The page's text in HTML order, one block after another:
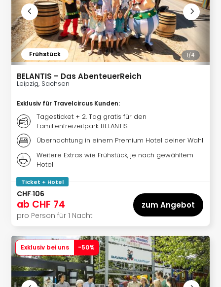
Frühstück 1/4
BELANTIS – Das AbenteuerReich
Leipzig, Sachsen
Exklusiv für Travelcircus Kunden:
Tagesticket + 2. Tag gratis für den
Familienfreizeitpark BELANTIS
Übernachtung in einem Premium Hotel deiner Wahl
Weitere Extras wie Frühstück, je nach gewähltem
Hotel
Ticket + Hotel
CHF 106
ab CHF 74
pro Person für 1 Nacht
zum Angebot
Exklusiv bei uns -50%